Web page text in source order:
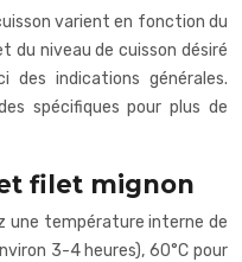
varient en fonction du
du niveau de cuisson désiré
des indications générales.
spécifiques pour plus de
filet mignon
une température interne de
3-4 heures), 60°C pour